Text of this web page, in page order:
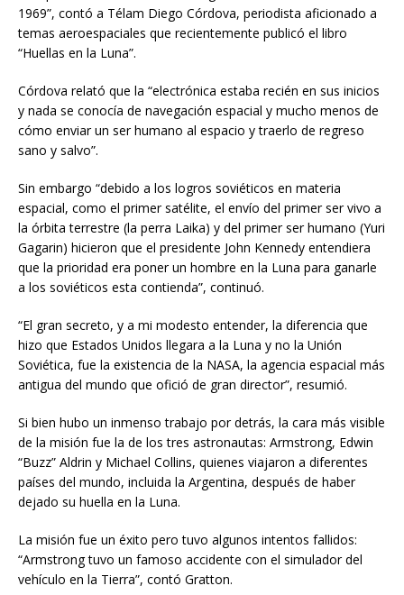
1969”, contó a Télam Diego Córdova, periodista aficionado a
temas aeroespaciales que recientemente publicó el libro
“Huellas en la Luna”.
Córdova relató que la “electrónica estaba recién en sus inicios
y nada se conocía de navegación espacial y mucho menos de
cómo enviar un ser humano al espacio y traerlo de regreso
sano y salvo”.
Sin embargo “debido a los logros soviéticos en materia
espacial, como el primer satélite, el envío del primer ser vivo a
la órbita terrestre (la perra Laika) y del primer ser humano (Yuri
Gagarin) hicieron que el presidente John Kennedy entendiera
que la prioridad era poner un hombre en la Luna para ganarle
a los soviéticos esta contienda”, continuó.
“El gran secreto, y a mi modesto entender, la diferencia que
hizo que Estados Unidos llegara a la Luna y no la Unión
Soviética, fue la existencia de la NASA, la agencia espacial más
antigua del mundo que ofició de gran director”, resumió.
Si bien hubo un inmenso trabajo por detrás, la cara más visible
de la misión fue la de los tres astronautas: Armstrong, Edwin
“Buzz” Aldrin y Michael Collins, quienes viajaron a diferentes
países del mundo, incluida la Argentina, después de haber
dejado su huella en la Luna.
La misión fue un éxito pero tuvo algunos intentos fallidos:
“Armstrong tuvo un famoso accidente con el simulador del
vehículo en la Tierra”, contó Gratton.